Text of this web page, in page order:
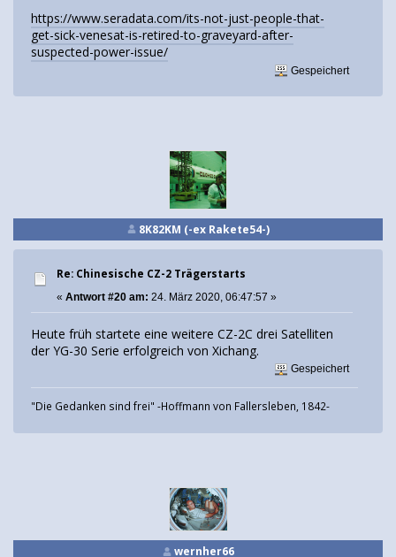
https://www.seradata.com/its-not-just-people-that-
get-sick-venesat-is-retired-to-graveyard-after-
suspected-power-issue/
Gespeichert
8K82KM (-ex Rakete54-)
Re: Chinesische CZ-2 Trägerstarts
« Antwort #20 am: 24. März 2020, 06:47:57 »
Heute früh startete eine weitere CZ-2C drei Satelliten
der YG-30 Serie erfolgreich von Xichang.
Gespeichert
"Die Gedanken sind frei" -Hoffmann von Fallersleben, 1842-
wernher66